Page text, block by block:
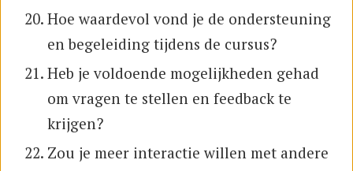
Hoe waardevol vond je de ondersteuning
en begeleiding tijdens de cursus?
Heb je voldoende mogelijkheden gehad
om vragen te stellen en feedback te
krijgen?
Zou je meer interactie willen met andere